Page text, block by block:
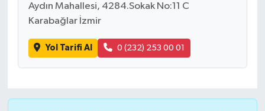
Aydın Mahallesi, 4284.Sokak No:11 C
Karabağlar İzmir
Yol Tarifi Al 0 (232) 253 00 01